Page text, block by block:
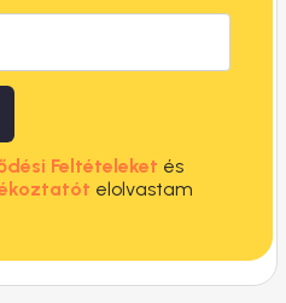
Feltételeket és
elolvastam